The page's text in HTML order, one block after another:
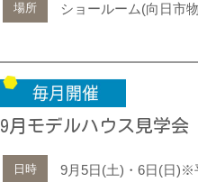
場所 ショールーム(向日市
9月モデルハウス見学会【
日時 9月5日(土)・6日(日)※